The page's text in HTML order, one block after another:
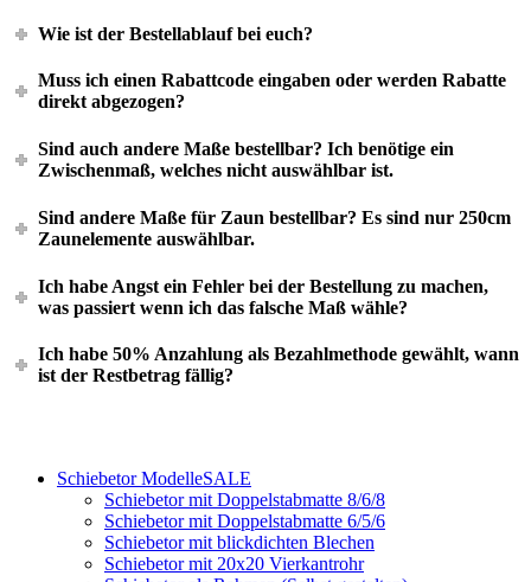
Wie ist der Bestellablauf bei euch?
Muss ich einen Rabattcode eingaben oder werden Rabatte
direkt abgezogen?
Sind auch andere Maße bestellbar? Ich benötige ein
Zwischenmaß, welches nicht auswählbar ist.
Sind andere Maße für Zaun bestellbar? Es sind nur 250cm
Zaunelemente auswählbar.
Ich habe Angst ein Fehler bei der Bestellung zu machen,
was passiert wenn ich das falsche Maß wähle?
Ich habe 50% Anzahlung als Bezahlmethode gewählt, wann
ist der Restbetrag fällig?
Schiebetor ModelleSALE
Schiebetor mit Doppelstabmatte 8/6/8
Schiebetor mit Doppelstabmatte 6/5/6
Schiebetor mit blickdichten Blechen
Schiebetor mit 20x20 Vierkantrohr